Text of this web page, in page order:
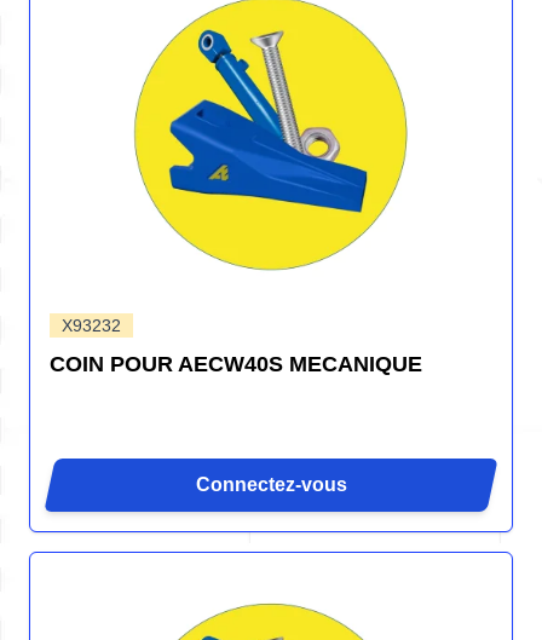
X93232
COIN POUR AECW40S MECANIQUE
Connectez-vous